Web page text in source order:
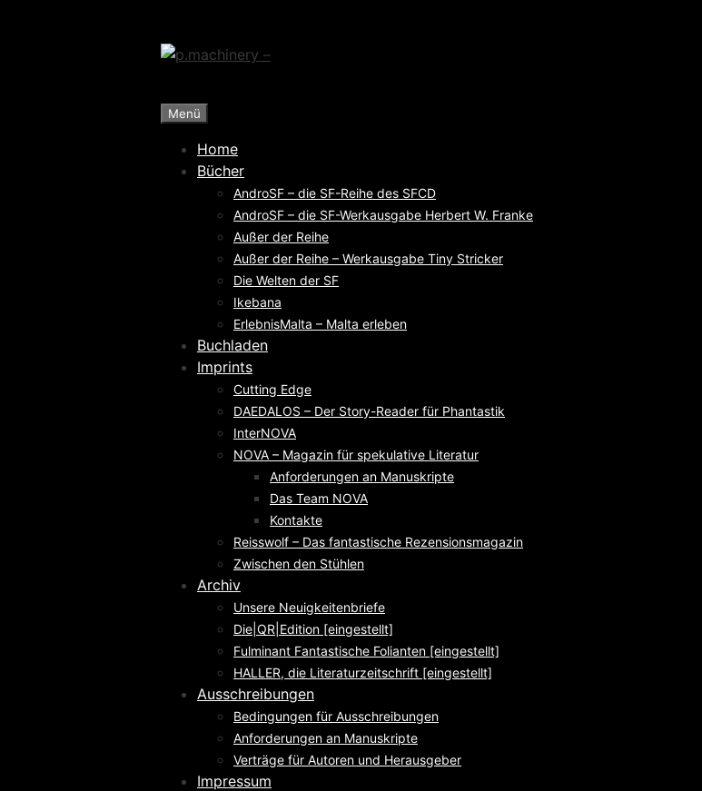
Menü
Home
Bücher
AndroSF – die SF-Reihe des SFCD
AndroSF – die SF-Werkausgabe Herbert W. Franke
Außer der Reihe
Außer der Reihe – Werkausgabe Tiny Stricker
Die Welten der SF
Ikebana
ErlebnisMalta – Malta erleben
Buchladen
Imprints
Cutting Edge
DAEDALOS – Der Story-Reader für Phantastik
InterNOVA
NOVA – Magazin für spekulative Literatur
Anforderungen an Manuskripte
Das Team NOVA
Kontakte
Reisswolf – Das fantastische Rezensionsmagazin
Zwischen den Stühlen
Archiv
Unsere Neuigkeitenbriefe
Die|QR|Edition [eingestellt]
Fulminant Fantastische Folianten [eingestellt]
HALLER, die Literaturzeitschrift [eingestellt]
Ausschreibungen
Bedingungen für Ausschreibungen
Anforderungen an Manuskripte
Verträge für Autoren und Herausgeber
Impressum